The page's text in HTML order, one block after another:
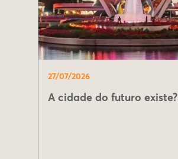
27/07/2026
A cidade do futuro existe?